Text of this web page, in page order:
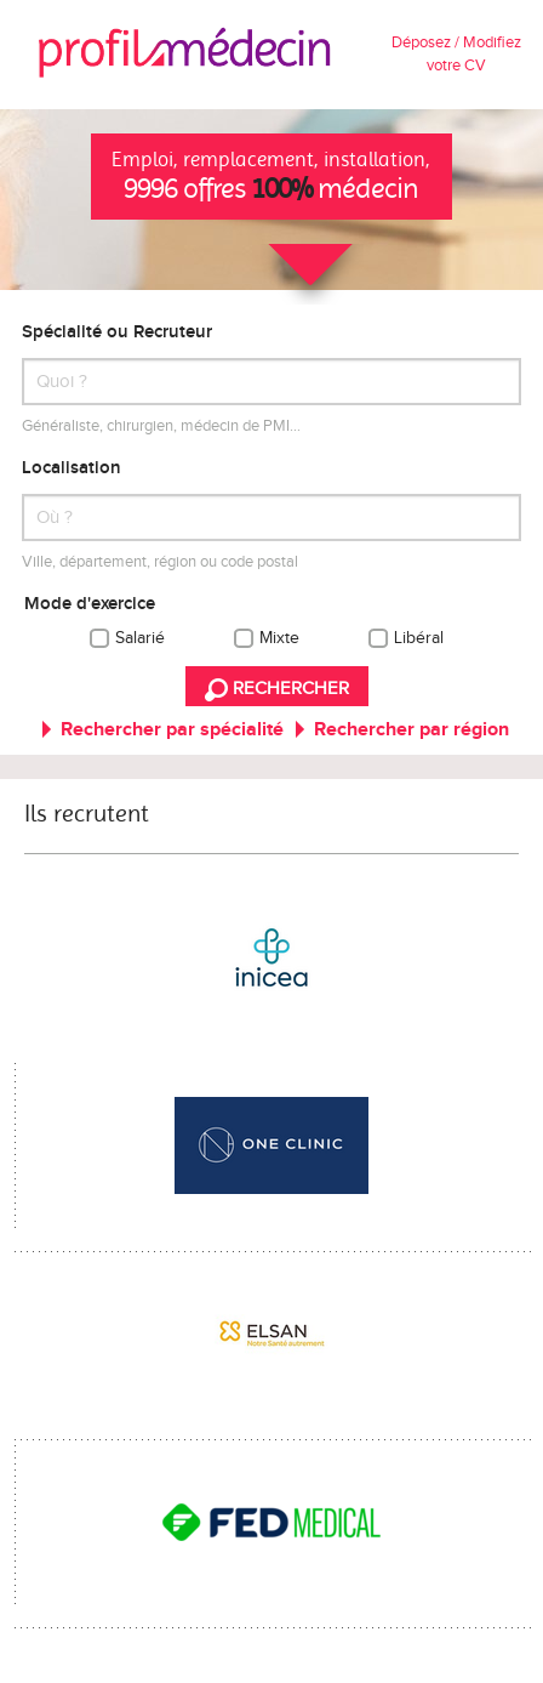
Déposez / Modifiez
votre CV
Emploi, remplacement, installation,
9996 offres 100%médecin
Spécialité ou Recruteur
Généraliste, chirurgien, médecin de PMI…
Localisation
Ville, département, région ou code postal
Mode d'exercice
Salarié Mixte Libéral
RECHERCHER
Rechercher par spécialité Rechercher par région
Ils recrutent